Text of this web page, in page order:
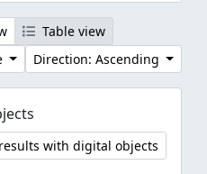
Table view
Direction: Ascending
with digital objects